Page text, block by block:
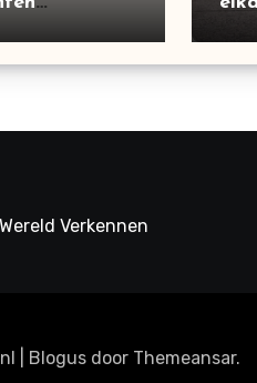
Verkennen
Blogus door Themeansar.